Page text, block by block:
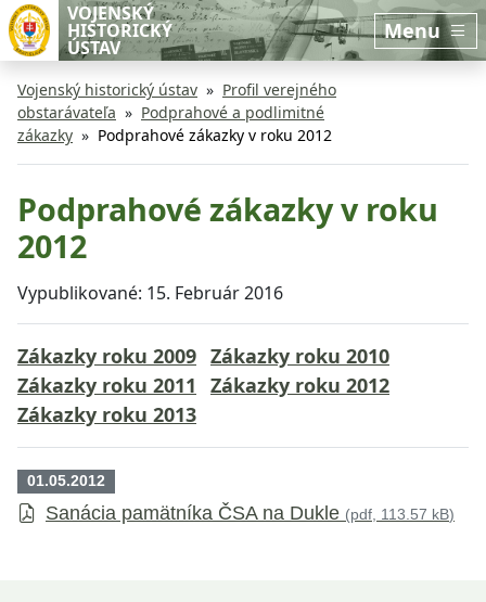
Preskočiť na hlavný obsah
Preskočiť na bočnú lištu
VOJENSKÝ
HISTORICKÝ
ÚSTAV
Menu
Vojenský historický ústav
Profil verejného
obstarávateľa
Podprahové a podlimitné
zákazky
Podprahové zákazky v roku 2012
Podprahové zákazky v roku
2012
Vypublikované: 15. Február 2016
Zákazky roku 2009 Zákazky roku 2010
Zákazky roku 2011
Zákazky roku 2012
Zákazky roku 2013
01.05.2012
Sanácia pamätníka ČSA na Dukle (pdf, 113.57 kB)